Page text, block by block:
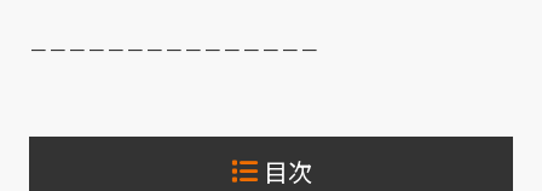
－－－－－－－－－－－－－－－
目次